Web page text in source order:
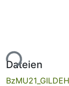
Dateien